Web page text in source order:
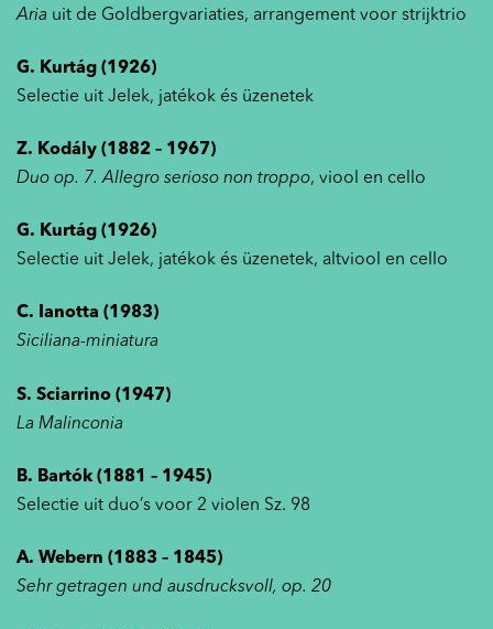
Aria uit de Goldbergvariaties, arrangement voor strijktrio
G. Kurtág (1926)
Selectie uit Jelek, jatékok és üzenetek
Z. Kodály (1882 – 1967)
Duo op. 7. Allegro serioso non troppo, viool en cello
G. Kurtág (1926)
Selectie uit Jelek, jatékok és üzenetek, altviool en cello
C. Ianotta (1983)
Siciliana-miniatura
S. Sciarrino (1947)
La Malinconia
B. Bartók (1881 – 1945)
Selectie uit duo’s voor 2 violen Sz. 98
A. Webern (1883 – 1845)
Sehr getragen und ausdrucksvoll, op. 20